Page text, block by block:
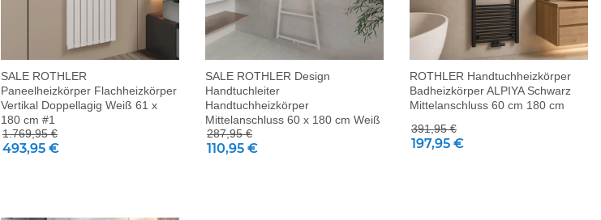
SALE ROTHLER
Paneelheizkörper Flachheizkörper
Vertikal Doppellagig Weiß 61 x
180 cm #1
1.769,95 €
493,95 €
SALE ROTHLER Design
Handtuchleiter
Handtuchheizkörper
Mittelanschluss 60 x 180 cm Weiß
287,95 €
110,95 €
ROTHLER Handtuchheizkörper
Badheizkörper ALPIYA Schwarz
Mittelanschluss 60 cm 180 cm
391,95 €
197,95 €